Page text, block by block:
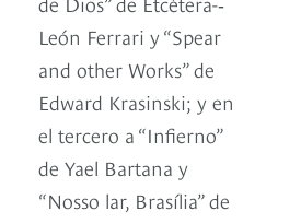
León Ferrari y “Spear
and other Works” de
Edward Krasinski; y en
el tercero a “Infierno”
de Yael Bartana y
“Nosso lar, Brasília” de